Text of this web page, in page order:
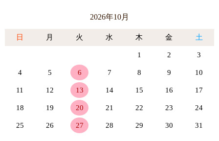
2026年10月
日 月 火 水 木 金 土
1 2 3
4 5 6 7 8 9 10
11 12 13 14 15 16 17
18 19 20 21 22 23 24
25 26 27 28 29 30 31